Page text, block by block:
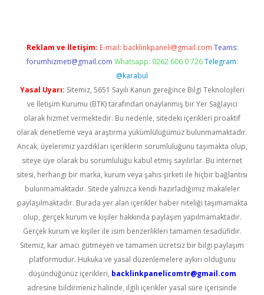
Reklam ve İletişim: E-mail: backlinkpaneli@gmail.com Teams:
forumhizmeti@gmail.com Whatsapp: 0262 606 0 726 Telegram:
@karabul
Yasal Uyarı: Sitemiz, 5651 Sayılı Kanun gereğince Bilgi Teknolojileri
ve İletişim Kurumu (BTK) tarafından onaylanmış bir Yer Sağlayıcı
olarak hizmet vermektedir. Bu nedenle, sitedeki içerikleri proaktif
olarak denetleme veya araştırma yükümlülüğümüz bulunmamaktadır.
Ancak, üyelerimiz yazdıkları içeriklerin sorumluluğunu taşımakta olup,
siteye üye olarak bu sorumluluğu kabul etmiş sayılırlar. Bu internet
sitesi, herhangi bir marka, kurum veya şahıs şirketi ile hiçbir bağlantısı
bulunmamaktadır. Sitede yalnızca kendi hazırladığımız makaleler
paylaşılmaktadır. Burada yer alan içerikler haber niteliği taşımamakta
olup, gerçek kurum ve kişiler hakkında paylaşım yapılmamaktadır.
Gerçek kurum ve kişiler ile isim benzerlikleri tamamen tesadüfidir.
Sitemiz, kar amacı gütmeyen ve tamamen ücretsiz bir bilgi paylaşım
platformudur. Hukuka ve yasal düzenlemelere aykırı olduğunu
düşündüğünüz içerikleri, backlinkpanelicomtr@gmail.com
adresine bildirmeniz halinde, ilgili içerikler yasal süre içerisinde